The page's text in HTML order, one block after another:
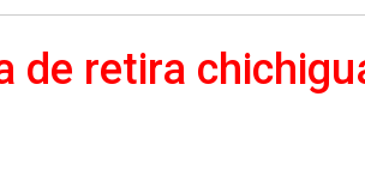
de retira